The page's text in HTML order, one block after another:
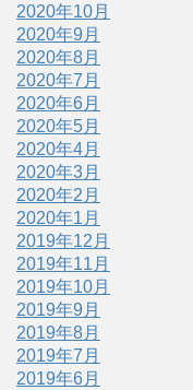
2020年10月
2020年9月
2020年8月
2020年7月
2020年6月
2020年5月
2020年4月
2020年3月
2020年2月
2020年1月
2019年12月
2019年11月
2019年10月
2019年9月
2019年8月
2019年7月
2019年6月